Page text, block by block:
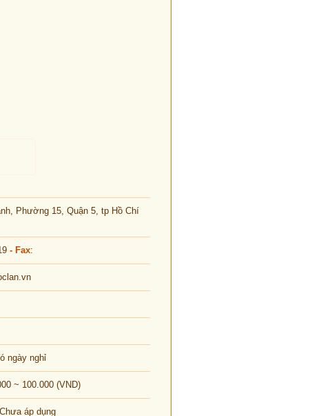
Phường 15, Quận 5, tp Hồ Chí
- Fax:
ngày nghỉ
~ 100.000 (VND)
áp dụng